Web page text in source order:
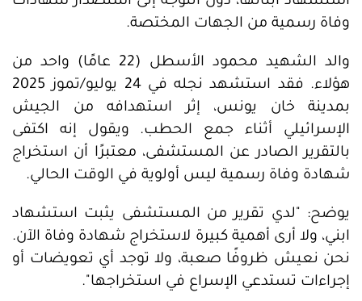
وفاة رسمية من الجهات المختصة.
والد الشهيد محمود الأسطل (22 عامًا) واحد من
هؤلاء. فقد استشهد نجله في 24 يوليو/تموز 2025
بمدينة خان يونس، إثر استهدافه من الجيش
الإسرائيلي أثناء جمع الحطب. ويقول إنه اكتفى
بالتقرير الصادر عن المستشفى، معتبرًا أن استخراج
شهادة وفاة رسمية ليس أولوية في الوقت الحالي.
يوضح: "لدي تقرير من المستشفى يثبت استشهاد
ابني، ولا أرى أهمية كبيرة لاستخراج شهادة وفاة الآن.
نحن نعيش ظروفًا صعبة، ولا توجد أي تعويضات أو
إجراءات تستدعي الإسراع في استخراجها".